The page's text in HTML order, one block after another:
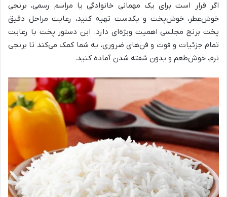
اگر قرار است برای یک مهمانی خانوادگی یا مراسم رسمی، برنجی
خوش‌عطر، خوش‌پخت و یکدست تهیه کنید، رعایت مراحل دقیق
پخت برنج مجلسی اهمیت ویژه‌ای دارد. این دستور پخت با رعایت
تمام جزئیات و فوت و فن‌های ضروری، به شما کمک می‌کند تا برنجی
نرم، خوش‌طعم و بدون شفته شدن آماده کنید.